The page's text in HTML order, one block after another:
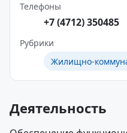
Телефоны
+7 (4712) 350485
Рубрики
Жилищно-
Деятельность